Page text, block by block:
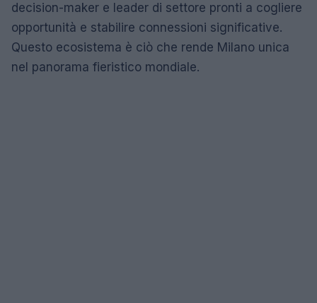
decision-maker e leader di settore pronti a cogliere
opportunità e stabilire connessioni significative.
Questo ecosistema è ciò che rende Milano unica
nel panorama fieristico mondiale.